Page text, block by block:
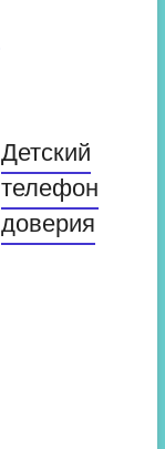
Детский
телефон
доверия